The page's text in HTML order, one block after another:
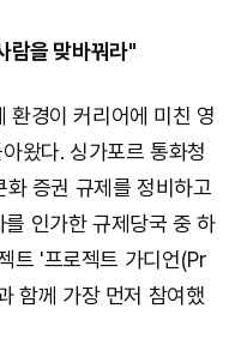
람을 맞바꿔라"
환경이 커리어에 미친 영
왔다. 싱가포르 통화청
증권 규제를 정비하고
인가한 규제당국 중 하
트 '프로젝트 가디언(Pr
함께 가장 먼저 참여했